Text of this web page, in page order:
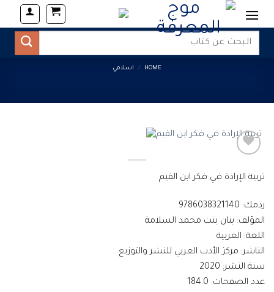
content
Search
HOME
/ اسلامي
تربية الإرادة في فكر ابن القيم
ردمك: 9786038321140
المؤلف: بنان بنت محمد السلامة
اللغة: العربية
الناشر: مركز الأدب العربي للنشر والتوزيع
سنة النشر: 2020
عدد الصفحات: 184.0